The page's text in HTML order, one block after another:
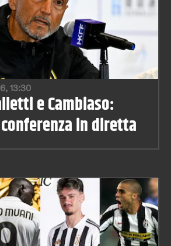
13:30
e Cambiaso:
in diretta